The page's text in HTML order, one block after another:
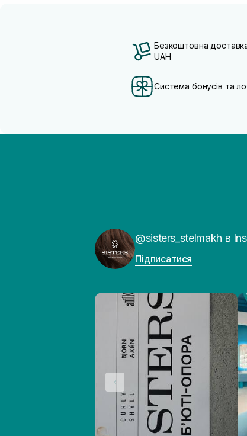
Безкоштовна
UAH
Система бонусів та
@sisters_stelmakh в
Підписатися